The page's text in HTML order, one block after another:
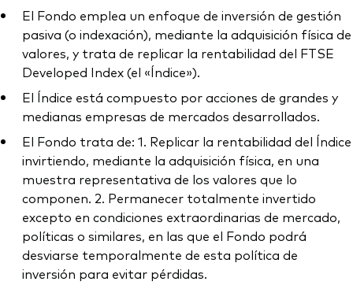
El Fondo emplea un enfoque de inversión de gestión
pasiva (o indexación), mediante la adquisición física de
valores, y trata de replicar la rentabilidad del FTSE
Developed Index (el «Índice»).
El Índice está compuesto por acciones de grandes y
medianas empresas de mercados desarrollados.
El Fondo trata de: 1. Replicar la rentabilidad del Índice
invirtiendo, mediante la adquisición física, en una
muestra representativa de los valores que lo
componen. 2. Permanecer totalmente invertido
excepto en condiciones extraordinarias de mercado,
políticas o similares, en las que el Fondo podrá
desviarse temporalmente de esta política de
inversión para evitar pérdidas.